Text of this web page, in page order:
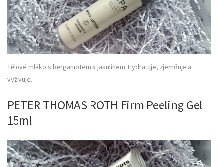
Tělové mléko s bergamotem a jasmínem. Hydratuje, zjemňuje a
vyživuje.
PETER THOMAS ROTH Firm Peeling Gel
15ml